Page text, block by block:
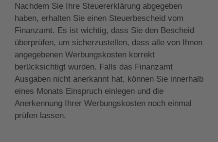
Nachdem Sie Ihre Steuererklärung abgegeben
haben, erhalten Sie einen Steuerbescheid vom
Finanzamt. Es ist wichtig, dass Sie den Bescheid
überprüfen, um sicherzustellen, dass alle von Ihnen
angegebenen Werbungskosten korrekt
berücksichtigt wurden. Falls das Finanzamt
Ausgaben nicht anerkannt hat, können Sie innerhalb
eines Monats Einspruch einlegen und die
Anerkennung Ihrer Werbungskosten noch einmal
prüfen lassen.